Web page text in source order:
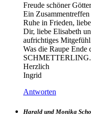
Freude schöner
Ein
Ruhe in Frieden,
Dir, liebe Elisabeth
aufrichtiges
Was die Raupe Ende
SCHMETTERLING.
Herzlich
Ingrid
Antworten
Harald und Monika